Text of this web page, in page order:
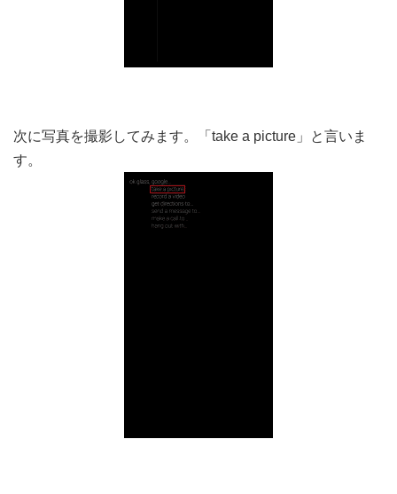
次に写真を撮影してみます。「take a picture」と言いま
す。